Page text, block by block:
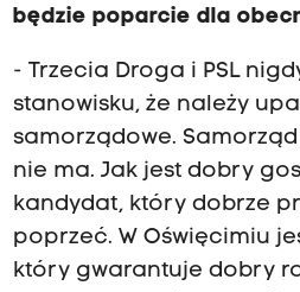
będzie poparcie dla
- Trzecia Droga i PSL
stanowisku, że należy
samorządowe.
nie ma. Jak jest dobry
kandydat, który dobrze
poprzeć. W Oświęcimiu
który gwarantuje dobry